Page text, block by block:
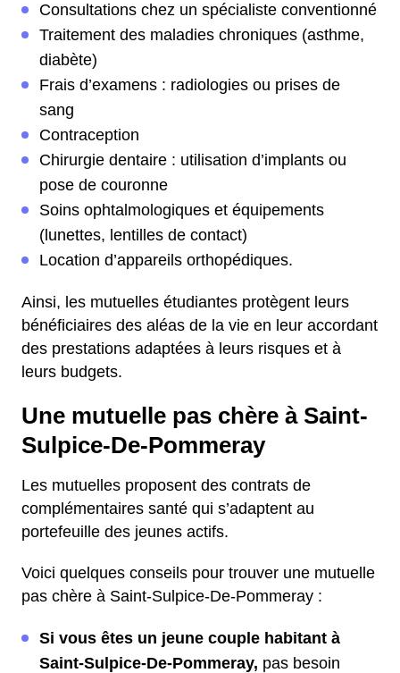
Consultations chez un spécialiste conventionné
Traitement des maladies chroniques (asthme,
diabète)
Frais d’examens : radiologies ou prises de
sang
Contraception
Chirurgie dentaire : utilisation d’implants ou
pose de couronne
Soins ophtalmologiques et équipements
(lunettes, lentilles de contact)
Location d’appareils orthopédiques.
Ainsi, les mutuelles étudiantes protègent leurs
bénéficiaires des aléas de la vie en leur accordant
des prestations adaptées à leurs risques et à
leurs budgets.
Une mutuelle pas chère à Saint-
Sulpice-De-Pommeray
Les mutuelles proposent des contrats de
complémentaires santé qui s’adaptent au
portefeuille des jeunes actifs.
Voici quelques conseils pour trouver une mutuelle
pas chère à Saint-Sulpice-De-Pommeray :
Si vous êtes un jeune couple habitant à
Saint-Sulpice-De-Pommeray, pas besoin